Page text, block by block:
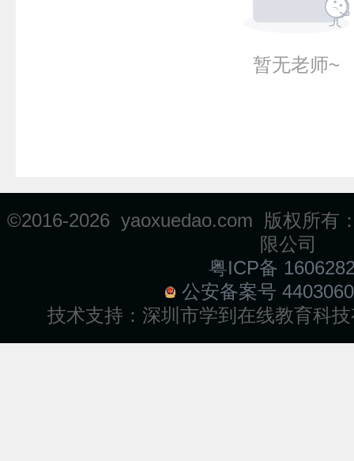
暂无老师~
©2016-2026 yaoxuedao.com 版权所有
限公司
粤ICP备
公安备案号
技术支持： 深圳市学到在线教育科